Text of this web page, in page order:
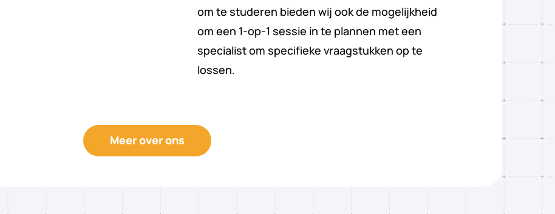
om te studeren bieden wij ook de mogelijkheid
om een 1-op-1 sessie in te plannen met een
specialist om specifieke vraagstukken op te
lossen.
Meer over ons